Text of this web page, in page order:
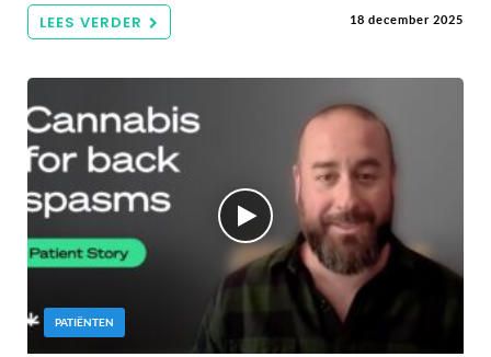
LEES VERDER 18 december 2025
PATIËNTEN